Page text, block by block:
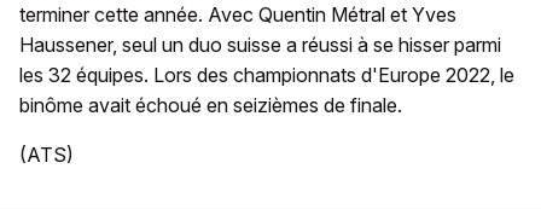
terminer cette année. Avec Quentin Métral et Yves
Haussener, seul un duo suisse a réussi à se hisser parmi
les 32 équipes. Lors des championnats d'Europe 2022, le
binôme avait échoué en seizièmes de finale.
(ATS)